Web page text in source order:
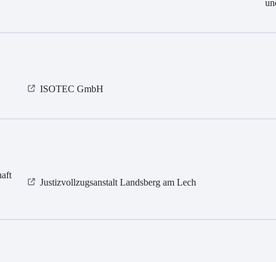
ISOTEC GmbH
Justizvollzugsanstalt Landsberg am Lech